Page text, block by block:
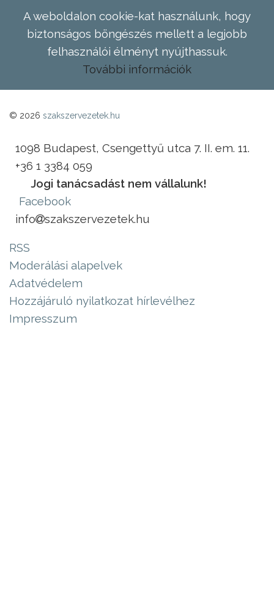
A weboldalon cookie-kat használunk, hogy
biztonságos böngészés mellett a legjobb
felhasználói élményt nyújthassuk.
További információk
© 2026 szakszervezetek.hu
1098 Budapest, Csengettyű utca 7. II. em. 11.
+36 1 3384 059
Jogi tanácsadást nem vállalunk!
Facebook
info
szakszervezetek.hu
RSS
Moderálási alapelvek
Adatvédelem
Hozzájáruló nyilatkozat hírlevélhez
Impresszum